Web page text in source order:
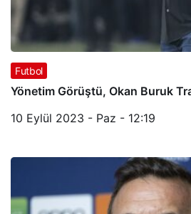
Futbol
Yönetim Görüştü, Okan Buruk
10 Eylül 2023 - Paz - 12:19